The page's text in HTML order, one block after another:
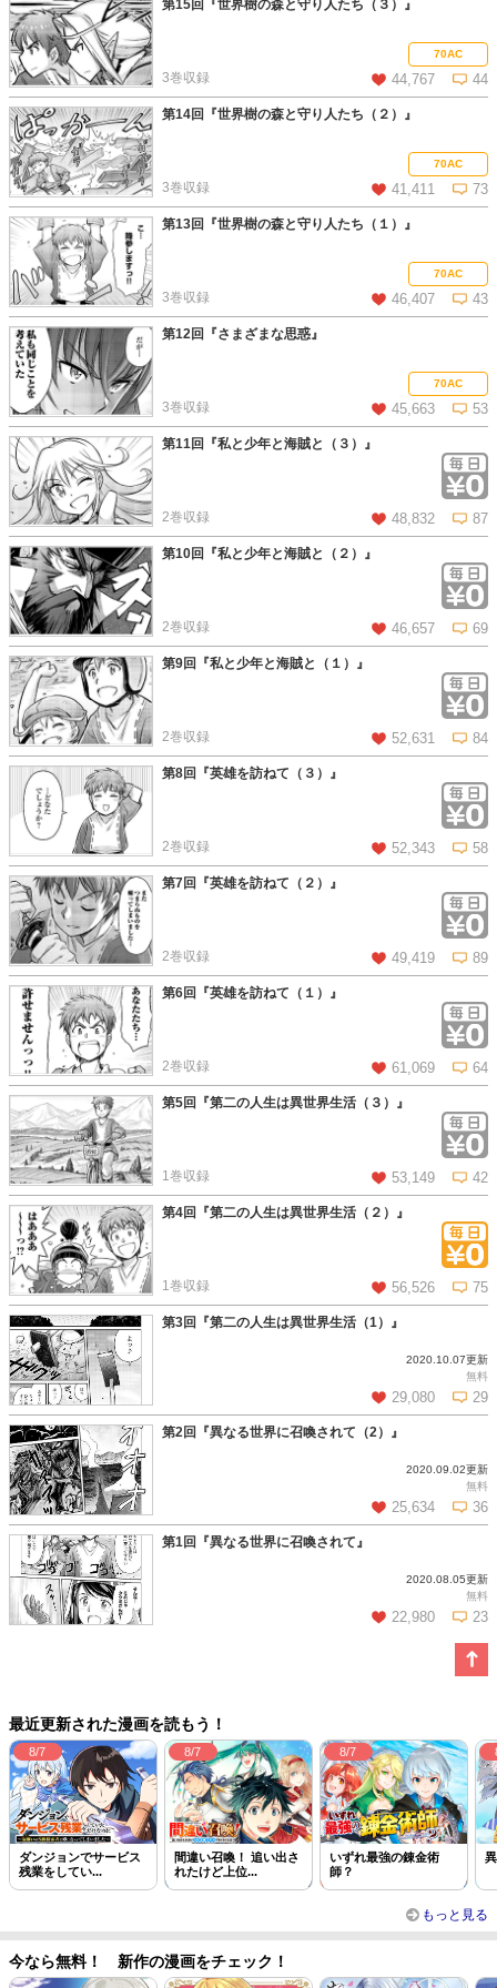
この話を読む コメントを見る
第15回『世界樹の森と守り人たち（３）』
70AC
44,767 44
3巻収録
この話を読む コメントを見る
第14回『世界樹の森と守り人たち（２）』
70AC
41,411 73
3巻収録
この話を読む コメントを見る
第13回『世界樹の森と守り人たち（１）』
70AC
46,407 43
3巻収録
この話を読む コメントを見る
第12回『さまざまな思惑』
70AC
45,663 53
3巻収録
この話を読む
第11回『私と少年と海賊と（３）』
48,832 87
2巻収録
この話を読む
第10回『私と少年と海賊と（２）』
46,657 69
2巻収録
この話を読む
第9回『私と少年と海賊と（１）』
52,631 84
2巻収録
この話を読む
第8回『英雄を訪ねて（３）』
52,343 58
2巻収録
この話を読む
第7回『英雄を訪ねて（２）』
49,419 89
2巻収録
この話を読む
第6回『英雄を訪ねて（１）』
61,069 64
2巻収録
この話を読む
第5回『第二の人生は異世界生活（３）』
53,149 42
1巻収録
この話を読む
第4回『第二の人生は異世界生活（２）』
56,526 75
1巻収録
この話を読む コメントを見る
第3回『第二の人生は異世界生活（1）』
2020.10.07更新
無料
29,080 29
この話を読む コメントを見る
第2回『異なる世界に召喚されて（2）』
2020.09.02更新
無料
25,634 36
この話を読む コメントを見る
第1回『異なる世界に召喚されて』
2020.08.05更新
無料
22,980 23
最近更新された漫画を読もう！
8/7
ダンジョンでサービス
残業をしてい...
8/7
間違い召喚！ 追い出さ
れたけど上位...
8/7
いずれ最強の錬金術
師？
もっと見る
今なら無料！ 新作の漫画をチェック！